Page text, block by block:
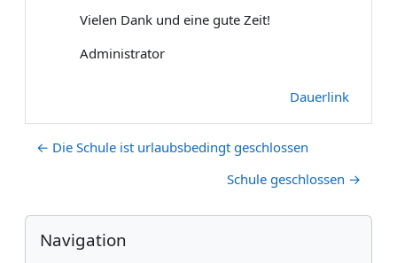
Vielen Dank und eine gute Zeit!
Administrator
Dauerlink
← Die Schule ist urlaubsbedingt geschlossen
Schule geschlossen →
Blöcke
Navigation überspringen
Navigation